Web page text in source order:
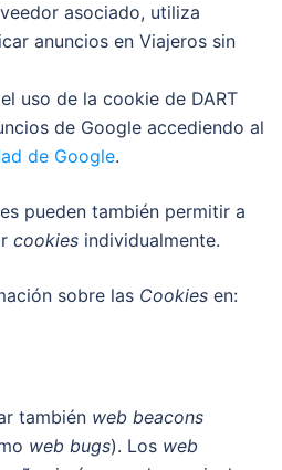
asociado, utiliza
anuncios en Viajeros sin
uso de la cookie de DART
de Google accediendo al
de Google.
pueden también permitir a
cookies individualmente.
sobre las Cookies en:
también web beacons
web bugs). Los web